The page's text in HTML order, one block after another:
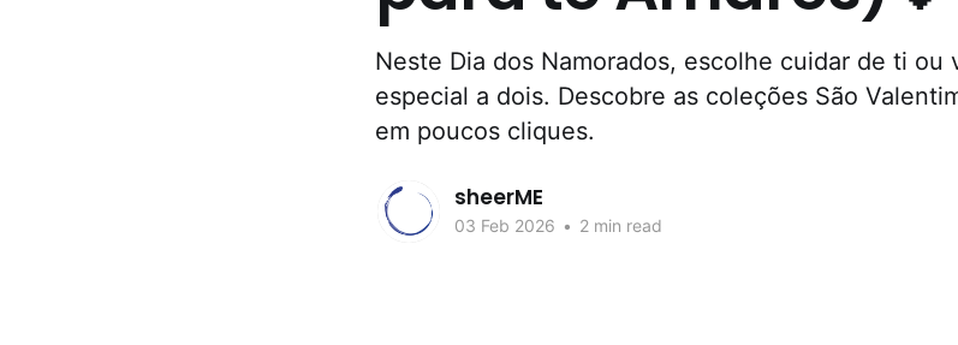
Neste Dia dos Namorados, escolhe cuidar de ti ou
especial a dois. Descobre as coleções São
em poucos cliques.
sheerME
03 Feb 2026 • 2 min read